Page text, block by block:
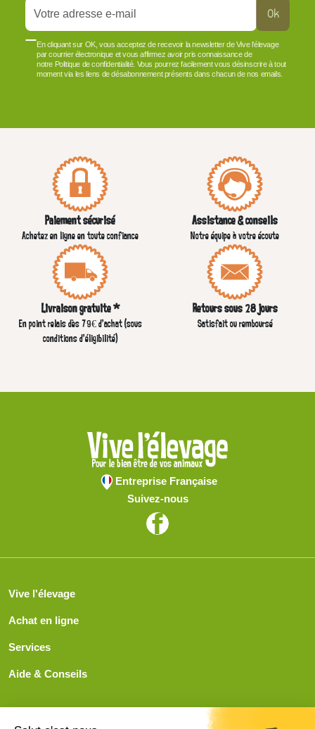
Ok
En cliquant sur OK, vous acceptez de recevoir la newsletter de Vive l'élevage
par courrier électronique et vous affirmez avoir pris connaissance de
notre Politique de confidentialité. Vous pourrez facilement vous désinscrire à tout
moment via les liens de désabonnement présents dans chacun de nos emails.
Paiement sécurisé
Achetez en ligne en toute confiance
Assistance & conseils
Notre équipe à votre écoute
Livraison gratuite *
En point relais dès 79€ d’achat (sous
conditions d'éligibilité)
Retours sous 28 jours
Satisfait ou remboursé
Entreprise Française
Suivez-nous
Vive l'élevage
Achat en ligne
Services
Aide & Conseils